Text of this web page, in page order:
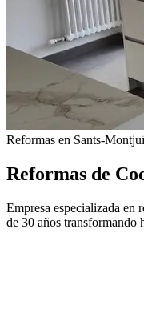
Reformas en Sants-
Reformas de
Empresa especializada en
de 30 años transformando